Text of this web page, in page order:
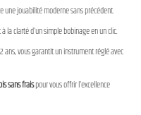
une jouabilité moderne sans précédent.
la clarté d'un simple bobinage en un clic.
ans, vous garantit un instrument réglé avec
sans fraispour vous offrir l'excellence